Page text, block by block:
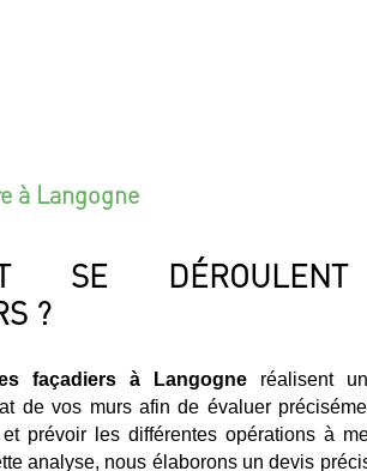
à Langogne
SE
?
façadiers à Langogne réalisent
de vos murs afin de évaluer
prévoir les différentes opérations à
analyse, nous élaborons un devis